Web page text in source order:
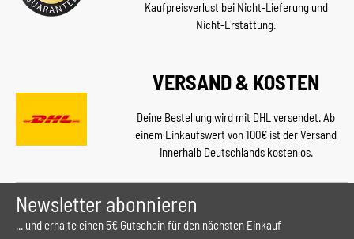
Kaufpreisverlust bei Nicht-Lieferung und
Nicht-Erstattung.
VERSAND & KOSTEN
Deine Bestellung wird mit DHL versendet. Ab
einem Einkaufswert von 100€ ist der Versand
innerhalb Deutschlands kostenlos.
Newsletter abonnieren
... und erhalte einen 5€ Gutschein für den nächsten Einkauf